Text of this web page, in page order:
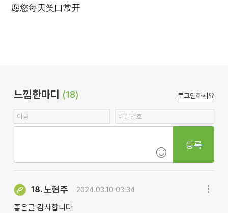
愿您每天笑口常开
느낌한마디 (18) 로그인하세요
등록
18.노현주 2024.03.10 03:34
좋은글 감사합니다